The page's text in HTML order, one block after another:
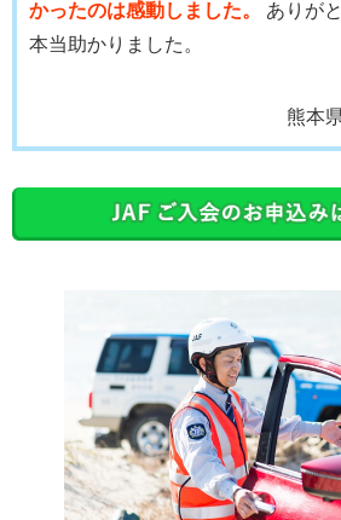
かったのは感動しました。 ありが
本当助かりました。
熊本
会員優待サービス
サービス)に、お得を感じて満足し
熊本
会員優待サービス
優待サービスが1割引きだとしても